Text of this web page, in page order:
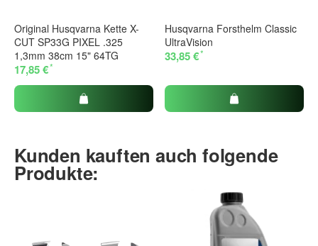
Original Husqvarna Kette X-
CUT SP33G PIXEL .325
1,3mm 38cm 15" 64TG
17,85 €*
Husqvarna Forsthelm Classic
UltraVision
33,85 €*
Kunden kauften auch folgende
Produkte: